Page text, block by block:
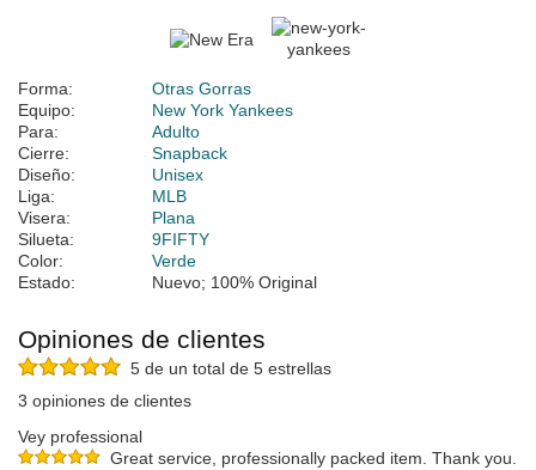
Forma:
Otras Gorras
Equipo:
New York Yankees
Para:
Adulto
Cierre:
Snapback
Diseño:
Unisex
Liga:
MLB
Visera:
Plana
Silueta:
9FIFTY
Color:
Verde
Estado:
Nuevo; 100% Original
Opiniones de clientes
5 de un total de 5 estrellas
3 opiniones de clientes
Vey professional
Great service, professionally packed item. Thank you.